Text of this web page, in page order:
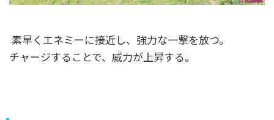
素早くエネミーに接近し、強力な一撃を放つ。
チャージすることで、威力が上昇する。